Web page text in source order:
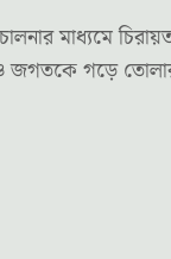
মাধ্যমে
ও জগতকে গড়ে